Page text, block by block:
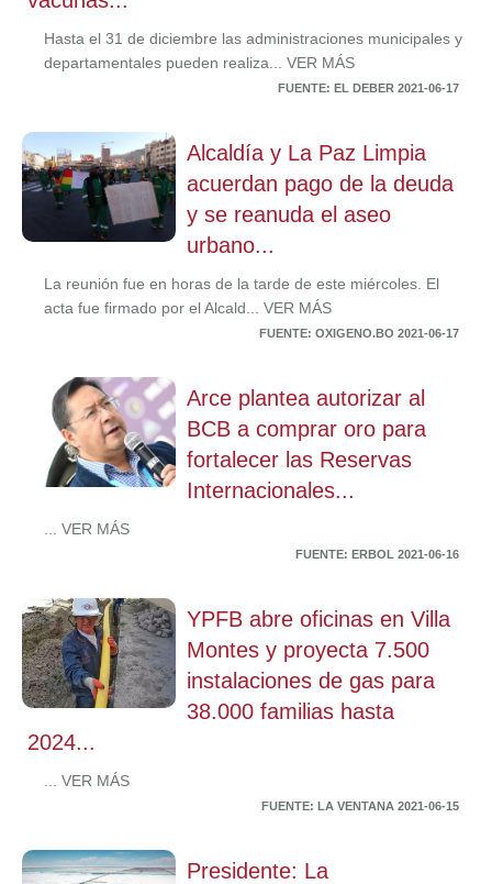
Hasta el 31 de diciembre las administraciones municipales y
departamentales pueden realiza... VER MÁS
FUENTE: EL DEBER 2021-06-17
Alcaldía y La Paz Limpia
acuerdan pago de la deuda
y se reanuda el aseo
urbano...
La reunión fue en horas de la tarde de este miércoles. El
acta fue firmado por el Alcald... VER MÁS
FUENTE: OXIGENO.BO 2021-06-17
Arce plantea autorizar al
BCB a comprar oro para
fortalecer las Reservas
Internacionales...
... VER MÁS
FUENTE: ERBOL 2021-06-16
YPFB abre oficinas en Villa
Montes y proyecta 7.500
instalaciones de gas para
38.000 familias hasta
2024...
... VER MÁS
FUENTE: LA VENTANA 2021-06-15
Presidente: La